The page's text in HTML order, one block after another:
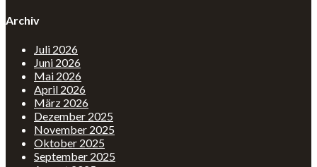
Archiv
Juli 2026
Juni 2026
Mai 2026
April 2026
März 2026
Dezember 2025
November 2025
Oktober 2025
September 2025